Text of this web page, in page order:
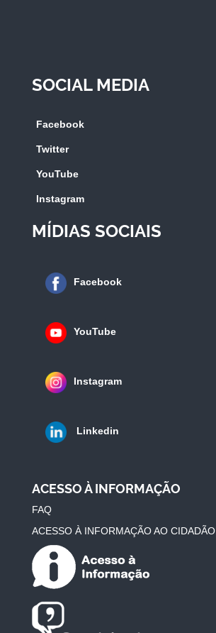
SOCIAL MEDIA
Facebook
Twitter
YouTube
Instagram
MÍDIAS SOCIAIS
Facebook
YouTube
Instagram
Linkedin
ACESSO À INFORMAÇÃO
FAQ
ACESSO À INFORMAÇÃO AO CIDADÃO